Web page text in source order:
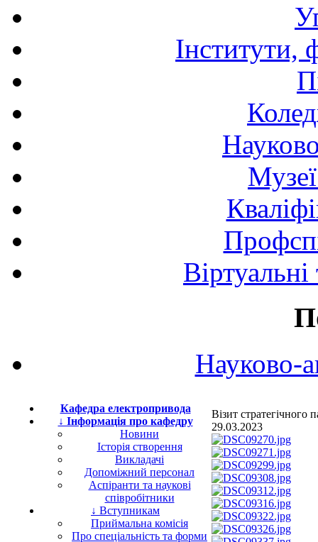
Інститути,
Науково-
Кафедра електропривода
↓ Інформація про кафедру
Новини
Історія створення
Викладачі
Допоміжний персонал
Аспіранти та наукові
співробітники
↓ Вступникам
Приймальна комісія
Про спеціальність та форми
Візит
29.03.2023